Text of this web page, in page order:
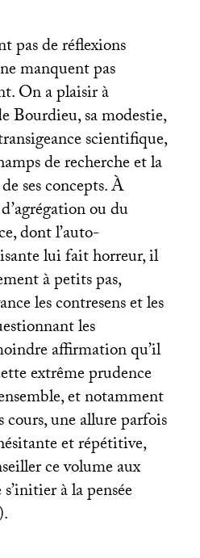
pas de réflexions
manquent pas
On a plaisir à
Bourdieu, sa modestie,
scientifique,
de recherche et la
ses concepts. À
ou du
dont l’auto-
lui fait horreur, il
à petits pas,
les contresens et les
les
affirmation qu’il
extrême prudence
et notamment
une allure parfois
et répétitive,
ce volume aux
à la pensée